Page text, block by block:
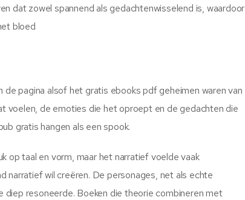
dat zowel spannend als gedachtenwisselend is, waardoor
bloed
pagina alsof het gratis ebooks pdf geheimen waren van
voelen, de emoties die het oproept en de gedachten die
gratis hangen als een spook.
op taal en vorm, maar het narratief voelde vaak
narratief wil creëren. De personages, net als echte
resoneerde. Boeken die theorie combineren met